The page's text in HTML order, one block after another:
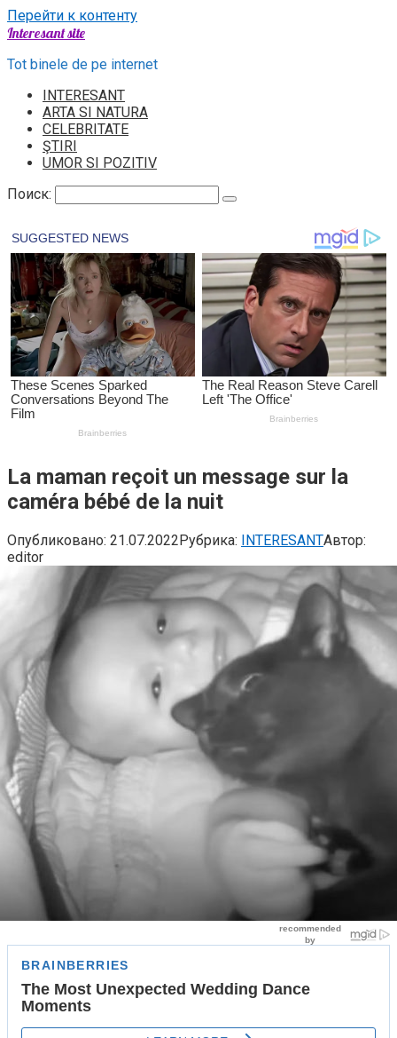
Перейти к контенту
Interesant site
Tot binele de pe internet
INTERESANT
ARTA SI NATURA
CELEBRITATE
ŞTIRI
UMOR SI POZITIV
Поиск:
La maman reçoit un message sur la
caméra bébé de la nuit
Опубликовано: 21.07.2022Рубрика: INTERESANTАвтор:
editor